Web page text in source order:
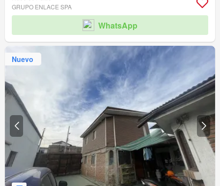
GRUPO ENLACE SPA
WhatsApp
Nuevo